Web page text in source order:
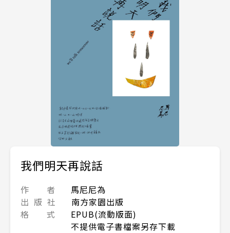
我們明天再說話
作 者
馬尼尼為
出 版 社
南方家園出版
格 式
EPUB(流動版面)
不提供電子書檔案另存下載